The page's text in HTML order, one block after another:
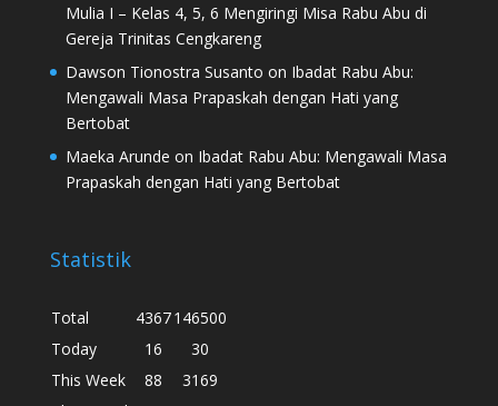
Mulia I – Kelas 4, 5, 6 Mengiringi Misa Rabu Abu di
Gereja Trinitas Cengkareng
Dawson Tionostra Susanto on Ibadat Rabu Abu:
Mengawali Masa Prapaskah dengan Hati yang
Bertobat
Maeka Arunde on Ibadat Rabu Abu: Mengawali Masa
Prapaskah dengan Hati yang Bertobat
Statistik
Total 4367146500
Today
16
30
This Week
88
3169